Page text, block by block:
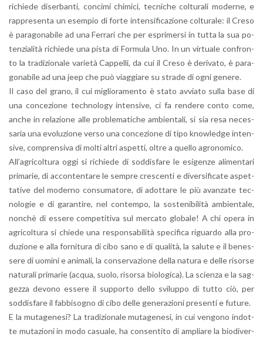
ri­chie­de di­ser­ban­ti, con­ci­mi chi­mi­ci, tec­ni­che col­tu­ra­li mo­der­ne, e
rap­pre­sen­ta un esem­pio di forte in­ten­si­fi­ca­zio­ne col­tu­ra­le: il Creso
è pa­ra­go­na­bi­le ad una Fer­ra­ri che per espri­mer­si in tutta la sua po­
ten­zia­li­tà ri­chie­de una pista di For­mu­la Uno. In un vir­tua­le con­fron­
to la tra­di­zio­na­le va­rie­tà Cap­pel­li, da cui il Creso è de­ri­va­to, è pa­ra­
go­na­bi­le ad una jeep che può viag­gia­re su stra­de di ogni ge­ne­re.
Il caso del grano, il cui mi­glio­ra­men­to è stato av­via­to sulla base di
una con­ce­zio­ne tech­no­lo­gy in­ten­si­ve, ci fa ren­de­re conto come,
anche in re­la­zio­ne alle pro­ble­ma­ti­che am­bien­ta­li, si sia resa ne­ces­
sa­ria una evo­lu­zio­ne verso una con­ce­zio­ne di tipo kno­w­led­ge in­ten­
si­ve, com­pren­si­va di molti altri aspet­ti, oltre a quel­lo agro­no­mi­co.
Al­l’a­gri­col­tu­ra oggi si ri­chie­de di sod­di­sfa­re le esi­gen­ze ali­men­ta­ri
pri­ma­rie, di ac­con­ten­ta­re le sem­pre cre­scen­ti e di­ver­si­fi­ca­te aspet­
ta­ti­ve del mo­der­no con­su­ma­to­re, di adot­ta­re le più avan­za­te tec­
no­lo­gie e di ga­ran­ti­re, nel con­tem­po, la so­ste­ni­bi­li­tà am­bien­ta­le,
non­chè di es­se­re com­pe­ti­ti­va sul mer­ca­to glo­ba­le! A chi opera in
agri­col­tu­ra si chie­de una re­spon­sa­bi­li­tà spe­ci­fi­ca ri­guar­do alla pro­
du­zio­ne e alla for­ni­tu­ra di cibo sano e di qua­li­tà, la sa­lu­te e il be­nes­
se­re di uo­mi­ni e ani­ma­li, la con­ser­va­zio­ne della na­tu­ra e delle ri­sor­se
na­tu­ra­li pri­ma­rie (acqua, suolo, ri­sor­sa bio­lo­g­i­ca). La scien­za e la sag­
gez­za de­vo­no es­se­re il sup­por­to dello svi­lup­po di tutto ciò, per
sod­di­sfa­re il fab­bi­so­gno di cibo delle ge­ne­ra­zio­ni pre­sen­ti e fu­tu­re.
E la mu­ta­ge­ne­si? La tra­di­zio­na­le mu­ta­ge­ne­si, in cui ven­go­no in­dot­
te mu­ta­zio­ni in modo ca­sua­le, ha con­sen­ti­to di am­plia­re la bio­di­v­er­